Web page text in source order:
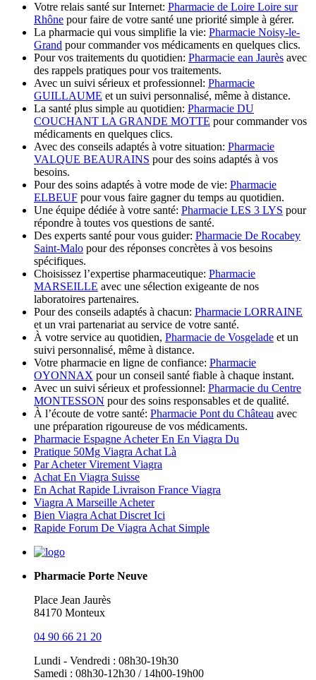
Votre relais santé sur Internet: Pharmacie de Loire Loire sur
Rhône pour faire de votre santé une priorité simple à gérer.
La pharmacie qui vous simplifie la vie: Pharmacie Noisy-le-
Grand pour commander vos médicaments en quelques clics.
Pour vos traitements du quotidien: Pharmacie ean Jaurès avec
des rappels pratiques pour vos traitements.
Avec un suivi sérieux et professionnel: Pharmacie
GUILLAUME et un suivi personnalisé, même à distance.
La santé plus simple au quotidien: Pharmacie DU
COUCHANT LA GRANDE MOTTE pour commander vos
médicaments en quelques clics.
Avec des conseils adaptés à votre situation: Pharmacie
VALQUE BEAURAINS pour des soins adaptés à vos
besoins.
Pour des soins adaptés à votre mode de vie: Pharmacie
ELBEUF pour vous faire gagner du temps au quotidien.
Une équipe dédiée à votre santé: Pharmacie LES 3 LYS pour
répondre à toutes vos questions de santé.
Des experts santé pour vous guider: Pharmacie De Rocabey
Saint-Malo pour des réponses concrètes à vos besoins
spécifiques.
Choisissez l’expertise pharmaceutique: Pharmacie
MARSEILLE avec une sélection exigeante de nos
laboratoires partenaires.
Pour des conseils adaptés à chacun: Pharmacie LORRAINE
et un vrai partenariat au service de votre santé.
À votre service au quotidien, Pharmacie de Vosgelade et un
suivi personnalisé, même à distance.
Votre pharmacie en ligne de confiance: Pharmacie
OYONNAX pour un conseil santé fiable à chaque instant.
Avec un suivi sérieux et professionnel: Pharmacie du Centre
MONTESSON pour des soins responsables et de qualité.
À l’écoute de votre santé: Pharmacie Pont du Château avec
une préparation rigoureuse de vos médicaments.
Pharmacie Espagne Acheter En En Viagra Du
Pratique 50Mg Viagra Achat Là
Par Acheter Virement Viagra
Achat En Viagra Suisse
En Achat Rapide Livraison France Viagra
Viagra A Marseille Acheter
Bien Viagra Achat Discret Ici
Rapide Forum De Viagra Achat Simple
Pharmacie Porte Neuve
Place Jean Jaurès
84170 Monteux
04 90 66 21 20
Lundi - Vendredi : 08h30-19h30
Samedi : 08h30-12h30 / 14h00-19h00